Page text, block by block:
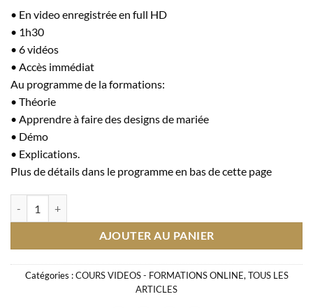
• En video enregistrée en full HD
• 1h30
• 6 vidéos
• Accès immédiat
Au programme de la formations:
• Théorie
• Apprendre à faire des designs de mariée
• Démo
• Explications.
Plus de détails dans le programme en bas de cette page
AJOUTER AU PANIER
Catégories :COURS VIDEOS - FORMATIONS ONLINE, TOUS LES
ARTICLES